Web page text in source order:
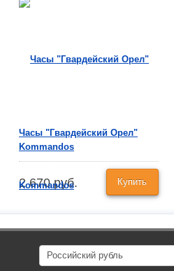
Часы "Гвардейский Орел"
Kommandos
2 670 руб. Купить